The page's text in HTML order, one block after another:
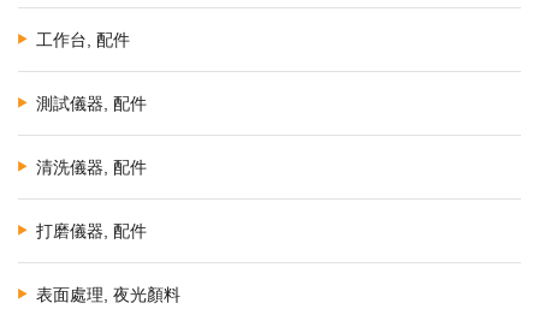
工作台, 配件
測試儀器, 配件
清洗儀器, 配件
打磨儀器, 配件
表面處理, 夜光顏料